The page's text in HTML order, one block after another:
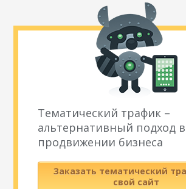
Тематический трафик –
альтернативный подход в
продвижении бизнеса
Заказать тематический
свой сайт